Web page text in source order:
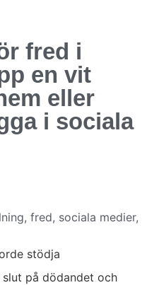
fred i
en vit
eller
i sociala
, fred, sociala medier,
stödja
på dödandet och